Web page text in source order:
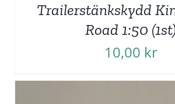
Trailerstänkskydd
Road 1:50
10,00 kr